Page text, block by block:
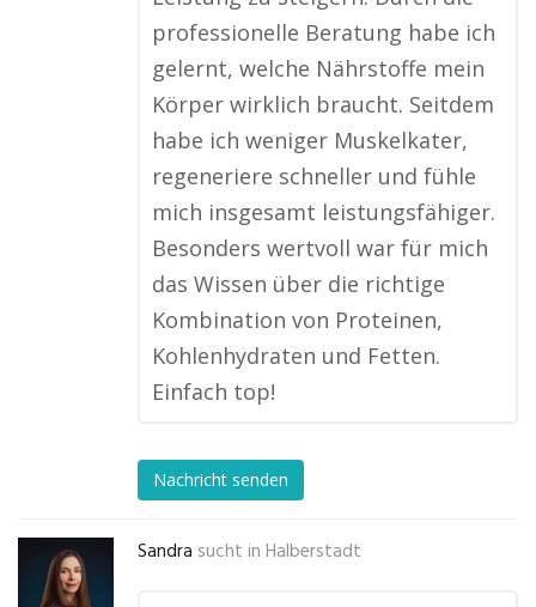
professionelle Beratung habe ich
gelernt, welche Nährstoffe mein
Körper wirklich braucht. Seitdem
habe ich weniger Muskelkater,
regeneriere schneller und fühle
mich insgesamt leistungsfähiger.
Besonders wertvoll war für mich
das Wissen über die richtige
Kombination von Proteinen,
Kohlenhydraten und Fetten.
Einfach top!
Nachricht senden
Sandra sucht in Halberstadt